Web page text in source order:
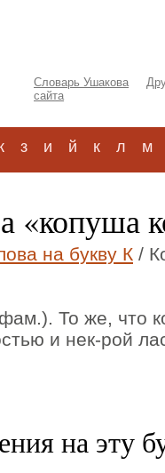
Словарь Ушакова
сайта
з и й к л м
«копуша
на букву К /
То же, что
и нек-рой
на эту